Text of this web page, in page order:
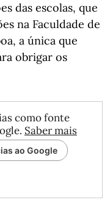
das escolas, que
na Faculdade de
a única que
obrigar os
como fonte
Saber mais
ao Google